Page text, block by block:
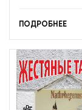
ПОДРОБНЕЕ